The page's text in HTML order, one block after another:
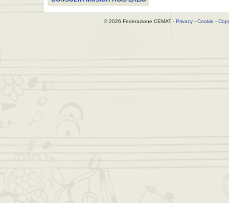
© 2026 Federazione CEMAT - Privacy - Cookie -